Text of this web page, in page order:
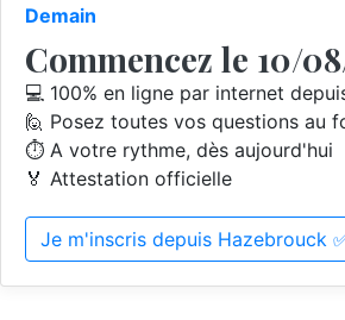
Demain
Commencez le 10/
💻 100% en ligne par internet
🙋 Posez toutes vos questions au
⏱️ A votre rythme, dès aujourd'hui
🏅 Attestation officielle
Je m'inscris depuis Hazebrouck